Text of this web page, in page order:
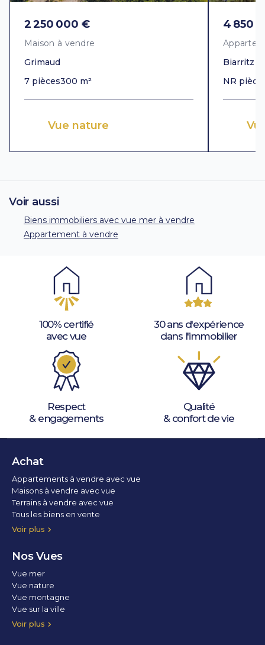
2 250 000 €
Maison à vendre
Grimaud
7 pièces300 m²
Vue nature
4 850
Biarritz
NR pièce
Voir aussi
Biens immobiliers avec vue mer à vendre
Appartement à vendre
100% certifié
avec vue
30 ans d'expérience
dans l'immobilier
Respect
& engagements
Qualité
& confort de vie
Achat
Voir plus
Appartements à vendre avec vue
Maisons à vendre avec vue
Terrains à vendre avec vue
Tous les biens en vente
Nos Vues
Voir plus
Vue mer
Vue nature
Vue montagne
Vue sur la ville
Vue parc
Vue fleuve
Vue lac
Vue marina / port